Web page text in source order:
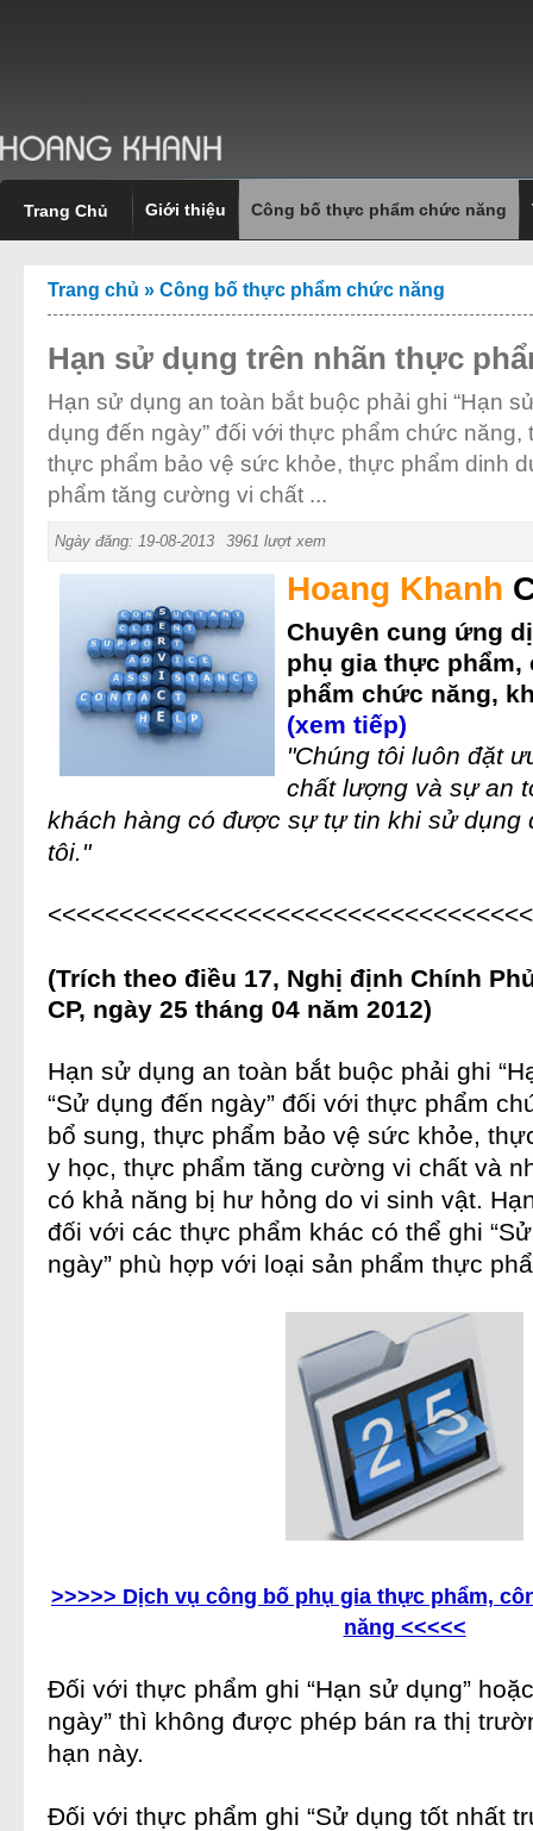
Hạn sử dụng trên nhãn thực
Hạn sử dụng an toàn bắt buộc phải ghi “Hạn
dụng đến ngày” đối với thực phẩm chức năng,
thực phẩm bảo vệ sức khỏe, thực phẩm dinh
phẩm tăng cường vi chất ...
Ngày đăng: 19-08-2013 3961 lượt xem
Hoang Khanh
Chuyên cung ứng
phụ gia thực phẩm,
phẩm chức năng,
(xem tiếp)
"Chúng tôi luôn đặt
chất lượng và sự an
khách hàng có được sự tự tin khi sử dụng
tôi."
(Trích theo điều 17, Nghị định Chính
CP, ngày 25 tháng 04 năm 2012)
Hạn sử dụng an toàn bắt buộc phải ghi
“Sử dụng đến ngày” đối với thực phẩm
bổ sung, thực phẩm bảo vệ sức khỏe,
y học, thực phẩm tăng cường vi chất và
có khả năng bị hư hỏng do vi sinh vật.
đối với các thực phẩm khác có thể ghi
ngày” phù hợp với loại sản phẩm thực
>>>>> Dịch vụ công bố phụ gia thực phẩm,
năng <<<<<
Đối với thực phẩm ghi “Hạn sử dụng”
ngày” thì không được phép bán ra thị
hạn này.
Đối với thực phẩm ghi “Sử dụng tốt nhất
Trang chủ » Công bố thực phẩm chức năng
Trang Chủ Giới thiệu Công bố thực phẩm chức năng